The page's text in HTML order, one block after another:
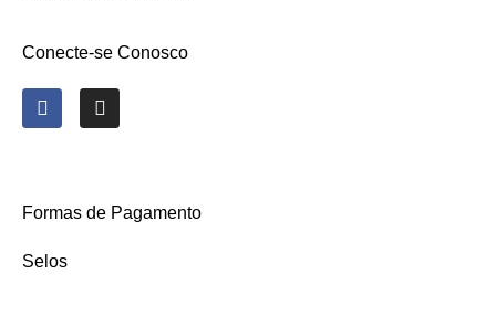
Conecte-se Conosco
Formas de Pagamento
Selos